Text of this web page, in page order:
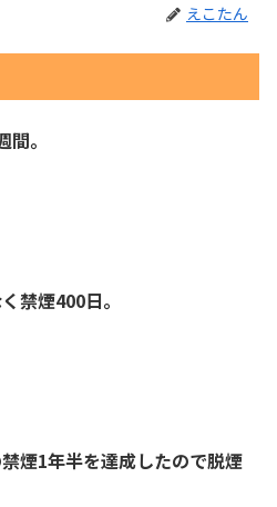
えこたん
間。
禁煙400日。
煙1年半を達成したので脱煙